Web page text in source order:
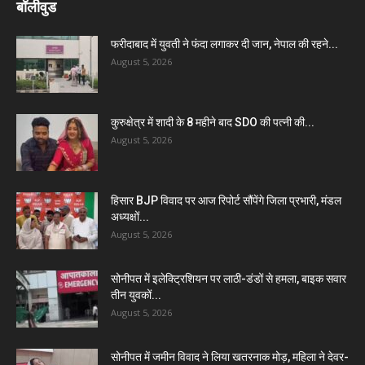
बॉलीवुड
फरीदाबाद में युवती ने फंदा लगाकर दी जान, नेपाल की रहने...
August 5, 2026
कुरुक्षेत्र में शादी के 8 महीने बाद SDO की पत्नी की...
August 5, 2026
हिसार BJP विवाद पर आज रिपोर्ट सौंपेंगे जिला प्रभारी, मंडल
अध्यक्षों...
August 5, 2026
सोनीपत में इलेक्ट्रिशियन पर लाठी-डंडों से हमला, बाइक सवार
तीन युवकों...
August 5, 2026
सोनीपत में जमीन विवाद ने लिया खतरनाक मोड़, महिला ने देवर-